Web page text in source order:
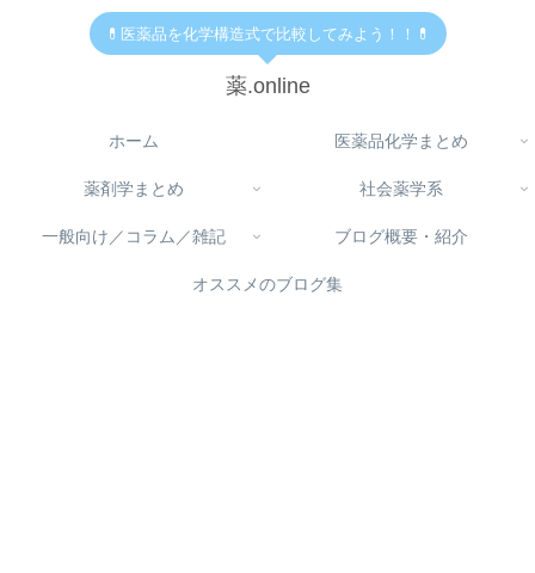
💊医薬品を化学構造式で比較してみよう！！💊
薬.online
ホーム 医薬品化学まとめ
薬剤学まとめ 社会薬学系
一般向け／コラム／雑記 ブログ概要・紹介
オススメのブログ集